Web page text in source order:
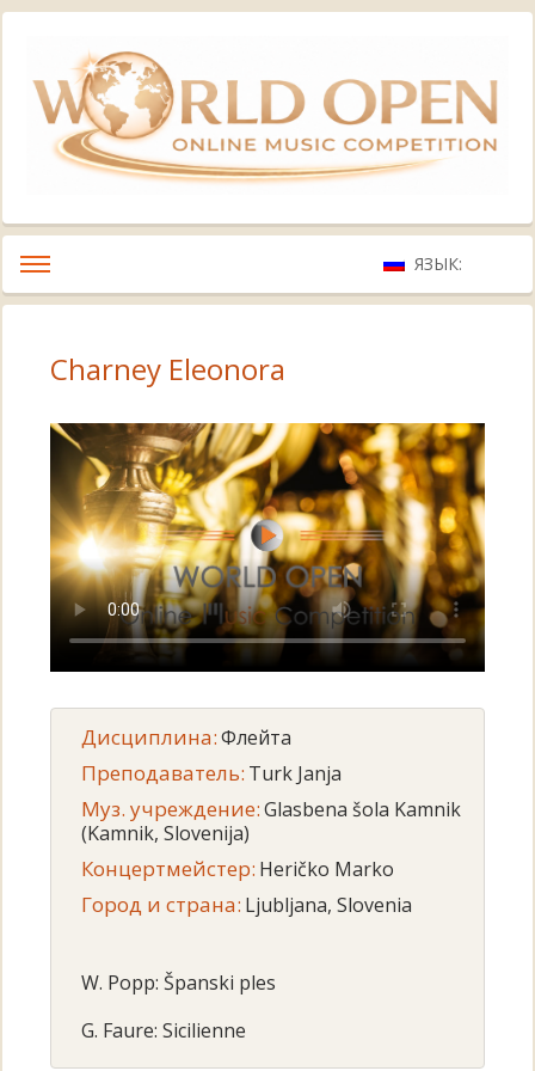
ЯЗЫК:
Charney Eleonora
Дисциплина:Флейта
Преподаватель: Turk Janja
Муз. учреждение:Glasbena šola Kamnik
(Kamnik, Slovenija)
Концертмейстер: Heričko Marko
Город и страна: Ljubljana, Slovenia
W. Popp: Španski ples
G. Faure: Sicilienne